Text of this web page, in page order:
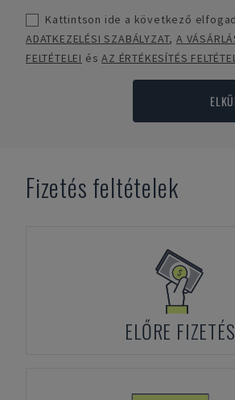
Kattintson ide a következő
ADATKEZELÉSI SZABÁLYZAT,A
FELTÉTELEI ésAZ ÉRTÉKESÍTÉS
Fizetés feltételek
ELŐRE FIZETÉS